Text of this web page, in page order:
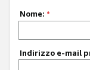
Nome: *
Indirizzo e-mail